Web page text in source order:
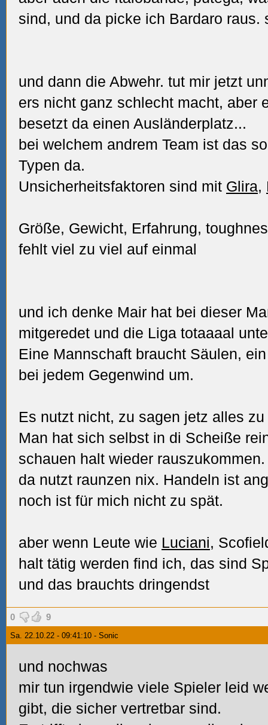
sind, und da picke ich Bardaro
und dann die Abwehr. tut mir jetzt
ers nicht ganz schlecht macht, aber
besetzt da einen Ausländerplatz...
bei welchem andrem Team ist das
Typen da.
Unsicherheitsfaktoren sind mit Glira,
Größe, Gewicht, Erfahrung,
fehlt viel zu viel auf einmal
und ich denke Mair hat bei dieser
mitgeredet und die Liga totaaaal
Eine Mannschaft braucht Säulen,
bei jedem Gegenwind um.
Es nutzt nicht, zu sagen jetz alles zu
Man hat sich selbst in di Scheiße
schauen halt wieder
da nutzt raunzen nix. Handeln ist
noch ist für mich nicht zu spät.
aber wenn Leute wie Luciani,
halt tätig werden find ich, das sind
und das brauchts dringendst
0 9
Sa. 22.10.22 - 09:41:10 - Sonic
und nochwas
mir tun irgendwie viele Spieler leid
gibt, die sicher vertretbar sind.